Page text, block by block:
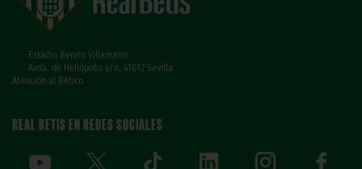
Estadio Benito Villamarín
Avda. de Heliópolis s/n, 41012 Sevilla
Atención al Bético
REAL BETIS EN REDES SOCIALES